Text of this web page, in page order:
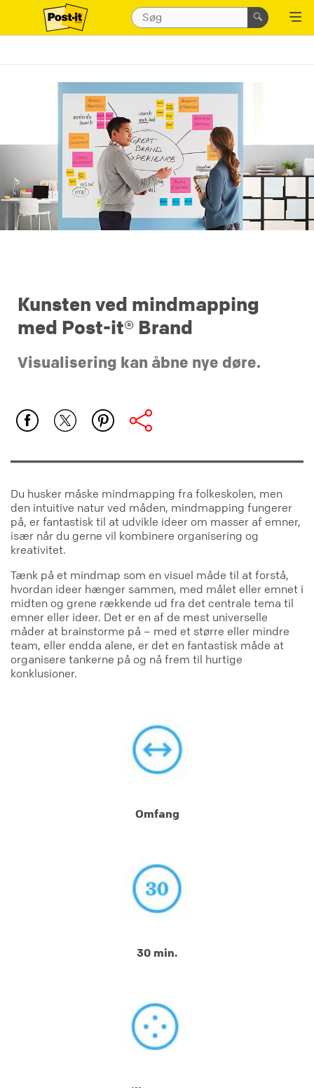
Kunsten ved mindmapping
med Post-it® Brand
Visualisering kan åbne nye døre.
Du husker måske mindmapping fra folkeskolen, men
den intuitive natur ved måden, mindmapping fungerer
på, er fantastisk til at udvikle ideer om masser af emner,
især når du gerne vil kombinere organisering og
kreativitet.
Tænk på et mindmap som en visuel måde til at forstå,
hvordan ideer hænger sammen, med målet eller emnet i
midten og grene rækkende ud fra det centrale tema til
emner eller ideer. Det er en af de mest universelle
måder at brainstorme på – med et større eller mindre
team, eller endda alene, er det en fantastisk måde at
organisere tankerne på og nå frem til hurtige
konklusioner.
Omfang
30 min.